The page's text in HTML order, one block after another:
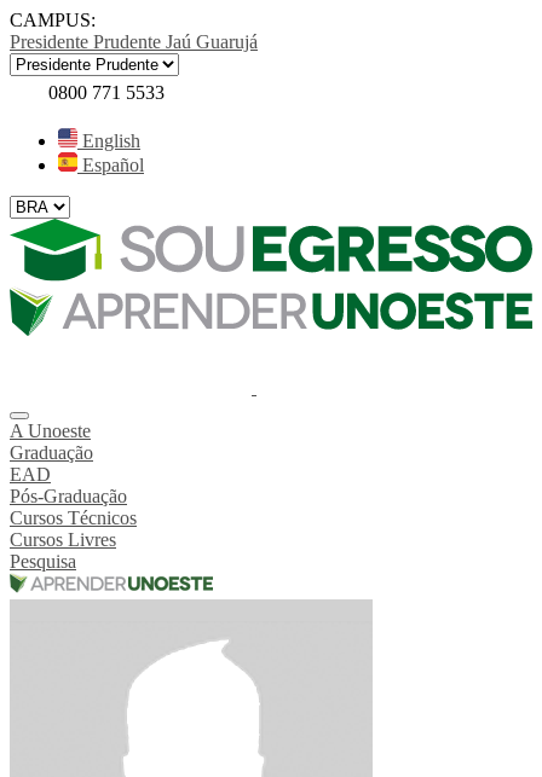
CAMPUS:
Presidente Prudente Jaú Guarujá
0800 771 5533
English
Español
A Unoeste
Graduação
EAD
Pós-Graduação
Cursos Técnicos
Cursos Livres
Pesquisa